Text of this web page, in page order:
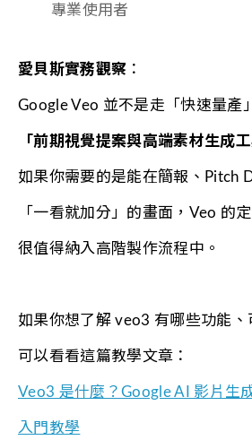
專業使用者
愛貝斯實務觀察 ：
Google Veo 並不是走「快速量產
「前期視覺提案與高端素材生成工
如果你需要的是能在簡報、Pitch
「一看就加分」的畫面，Veo 的
很值得納入高階製作流程中。
如果你想了解 veo3 有哪些功能、
可以看看這篇教學文章：
Veo3 是什麼？Google AI 影片生
入門教學